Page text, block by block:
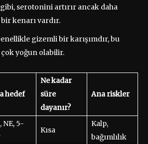
serotonini artırır ancak daha
kenarı vardır.
gizemli bir karışımdır, bu
yoğun olabilir.
hedef
Ne kadar
süre
dayanır?
Ana riskler
NE, 5-
Kısa
Kalp,
bağımlılık